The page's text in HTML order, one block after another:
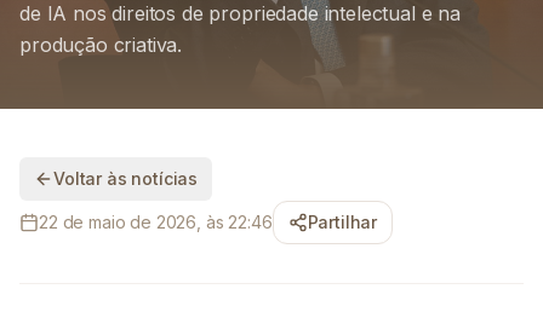
de IA nos direitos de propriedade intelectual e na
produção criativa.
Voltar às notícias
22 de maio de 2026, às 22:46 Partilhar